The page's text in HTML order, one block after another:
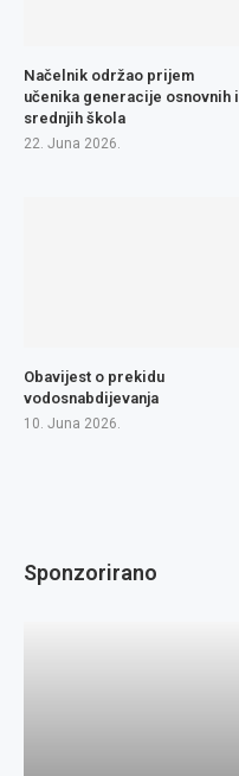
Načelnik održao prijem
učenika generacije osnovnih i
srednjih škola
22. Juna 2026.
Obavijest o prekidu
vodosnabdijevanja
10. Juna 2026.
Sponzorirano